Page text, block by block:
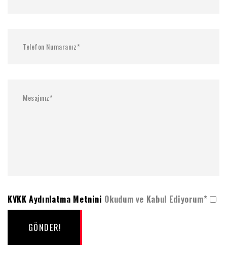
KVKK Aydınlatma Metnini Okudum ve Kabul Ediyorum*
GÖNDER!